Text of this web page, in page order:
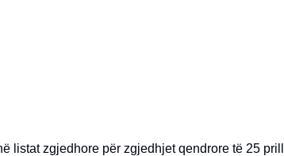
listat zgjedhore për zgjedhjet qendrore të 25